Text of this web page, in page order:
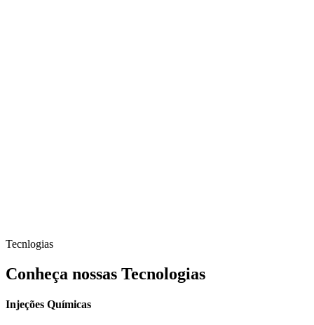
Tecnlogias
Conheça nossas Tecnologias
Injeções Químicas